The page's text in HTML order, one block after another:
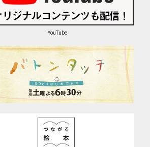
YouTube